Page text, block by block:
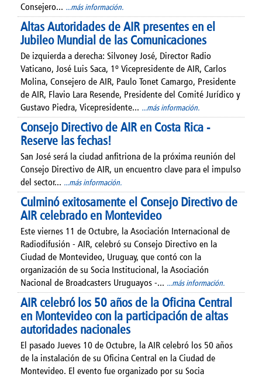
Consejero... ...más información.
Altas Autoridades de AIR presentes en el
Jubileo Mundial de las Comunicaciones
De izquierda a derecha: Silvoney José, Director Radio
Vaticano, José Luis Saca, 1º Vicepresidente de AIR, Carlos
Molina, Consejero de AIR, Paulo Tonet Camargo, Presidente
de AIR, Flavio Lara Resende, Presidente del Comité Jurídico y
Gustavo Piedra, Vicepresidente... ...más información.
Consejo Directivo de AIR en Costa Rica -
Reserve las fechas!
San José será la ciudad anfitriona de la próxima reunión del
Consejo Directivo de AIR, un encuentro clave para el impulso
del sector... ...más información.
Culminó exitosamente el Consejo Directivo de
AIR celebrado en Montevideo
Este viernes 11 de Octubre, la Asociación Internacional de
Radiodifusión - AIR, celebró su Consejo Directivo en la
Ciudad de Montevideo, Uruguay, que contó con la
organización de su Socia Institucional, la Asociación
Nacional de Broadcasters Uruguayos -... ...más información.
AIR celebró los 50 años de la Oficina Central
en Montevideo con la participación de altas
autoridades nacionales
El pasado Jueves 10 de Octubre, la AIR celebró los 50 años
de la instalación de su Oficina Central en la Ciudad de
Montevideo. El evento fue organizado por su Socia